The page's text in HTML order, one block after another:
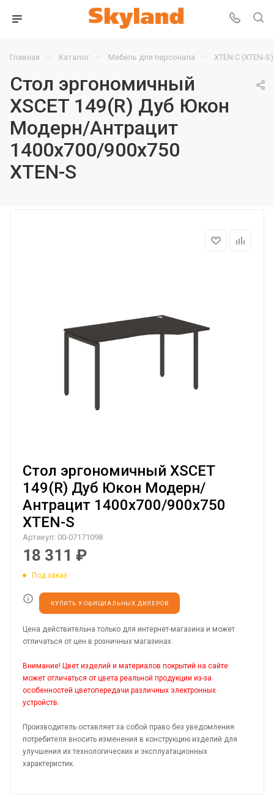
Главная — Каталог — Мебель для персонала — XTEN С (XTEN-S)
Стол эргономичный
XSCET 149(R) Дуб Юкон
Модерн/Антрацит
1400х700/900х750
XTEN-S
Стол эргономичный XSCET
149(R) Дуб Юкон Модерн/
Антрацит 1400х700/900х750
XTEN-S
Артикул: 00-07171098
18 311 ₽
Под заказ
КУПИТЬ У ОФИЦИАЛЬНЫХ ДИЛЕРОВ
Цена действительна только для интернет-магазина и может
отличаться от цен в розничных магазинах.
Внимание! Цвет изделий и материалов покрытий на сайте
может отличаться от цвета реальной продукции из-за
особенностей цветопередачи различных электронных
устройств.
Производитель оставляет за собой право без уведомления
потребителя вносить изменения в конструкцию изделий для
улучшения их технологических и эксплуатационных
характеристик.